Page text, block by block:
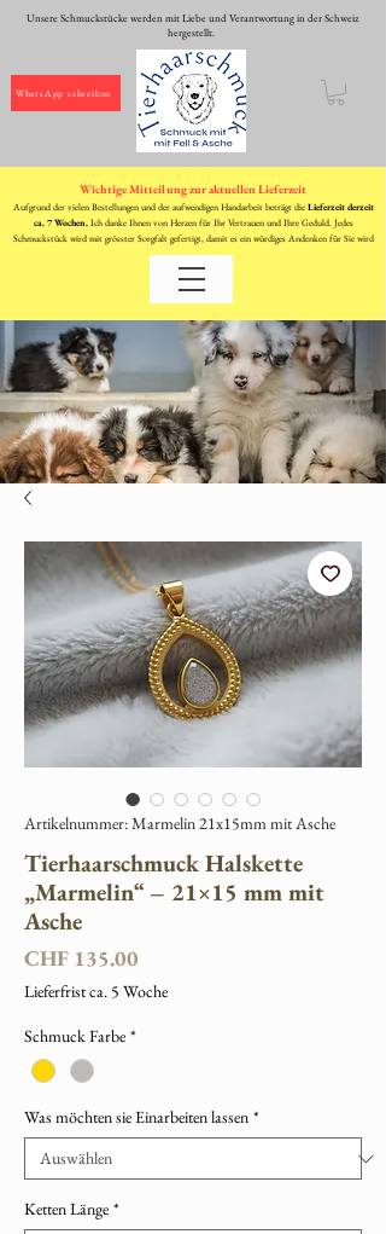
Unsere Schmuckstücke werden mit Liebe und Verantwortung in der Schweiz
hergestellt.
Wichtige Mitteilung zur aktuellen Lieferzeit
Aufgrund der vielen Bestellungen und der aufwendigen Handarbeit beträgt die Lieferzeit derzeit
ca. 7 Wochen. Ich danke Ihnen von Herzen für Ihr Vertrauen und Ihre Geduld. Jedes
Schmuckstück wird mit grösster Sorgfalt gefertigt, damit es ein würdiges Andenken für Sie wird
WhatsApp schreiben
Artikelnummer: Marmelin 21x15mm mit Asche
Tierhaarschmuck Halskette
„Marmelin“ – 21×15 mm mit
Asche
CHF 135.00
Lieferfrist ca. 5 Woche
Schmuck Farbe *
Was möchten sie Einarbeiten lassen *
Ketten Länge *